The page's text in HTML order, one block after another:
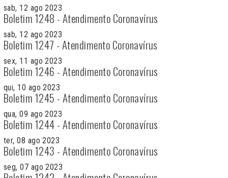
sab, 12 ago 2023
Boletim 1248 - Atendimento Coronavírus
sab, 12 ago 2023
Boletim 1247 - Atendimento Coronavírus
sex, 11 ago 2023
Boletim 1246 - Atendimento Coronavírus
qui, 10 ago 2023
Boletim 1245 - Atendimento Coronavírus
qua, 09 ago 2023
Boletim 1244 - Atendimento Coronavírus
ter, 08 ago 2023
Boletim 1243 - Atendimento Coronavírus
seg, 07 ago 2023